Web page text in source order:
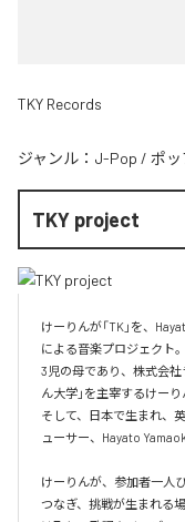
TKY Records
ジャンル： J-Pop / ポッ
TKY project
けーりんが「TK」を、
による音楽プロジェクト。
3児の母であり、株式会
ん大学」を主宰するけーり
そして、日本で生まれ、
ューサー、Hayato
けーりんが、参加者一人
つなぎ、挑戦が生まれる